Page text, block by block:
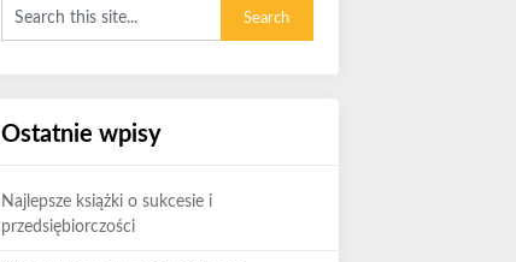
Ostatnie wpisy
Najlepsze książki o sukcesie i
przedsiębiorczości